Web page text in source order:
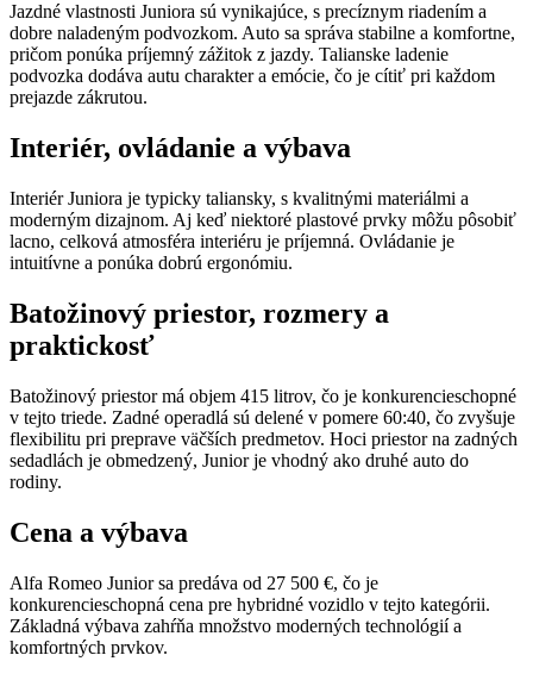
Jazdné vlastnosti Juniora sú vynikajúce, s precíznym riadením a
dobre naladeným podvozkom. Auto sa správa stabilne a komfortne,
pričom ponúka príjemný zážitok z jazdy. Talianske ladenie
podvozka dodáva autu charakter a emócie, čo je cítiť pri každom
prejazde zákrutou.
Interiér, ovládanie a výbava
Interiér Juniora je typicky taliansky, s kvalitnými materiálmi a
moderným dizajnom. Aj keď niektoré plastové prvky môžu pôsobiť
lacno, celková atmosféra interiéru je príjemná. Ovládanie je
intuitívne a ponúka dobrú ergonómiu.
Batožinový priestor, rozmery a
praktickosť
Batožinový priestor má objem 415 litrov, čo je konkurencieschopné
v tejto triede. Zadné operadlá sú delené v pomere 60:40, čo zvyšuje
flexibilitu pri preprave väčších predmetov. Hoci priestor na zadných
sedadlách je obmedzený, Junior je vhodný ako druhé auto do
rodiny.
Cena a výbava
Alfa Romeo Junior sa predáva od 27 500 €, čo je
konkurencieschopná cena pre hybridné vozidlo v tejto kategórii.
Základná výbava zahŕňa množstvo moderných technológií a
komfortných prvkov.